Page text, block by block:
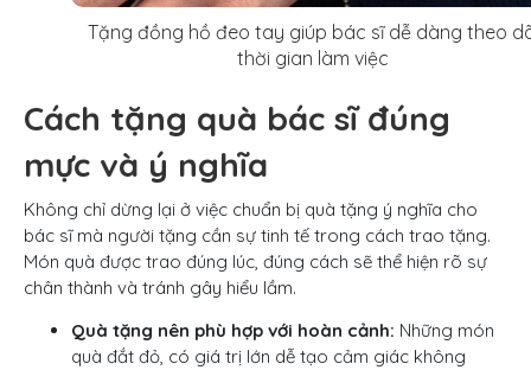
Tặng đồng hồ đeo tay giúp bác sĩ dễ dàng theo
thời gian làm việc
Cách tặng quà bác sĩ đúng
mực và ý nghĩa
Không chỉ dừng lại ở việc chuẩn bị quà tặng ý nghĩa cho
bác sĩ mà người tặng cần sự tinh tế trong cách trao tặng.
Món quà được trao đúng lúc, đúng cách sẽ thể hiện rõ sự
chân thành và tránh gây hiểu lầm.
Quà tặng nên phù hợp với hoàn cảnh: Những món
quà đắt đỏ, có giá trị lớn dễ tạo cảm giác không